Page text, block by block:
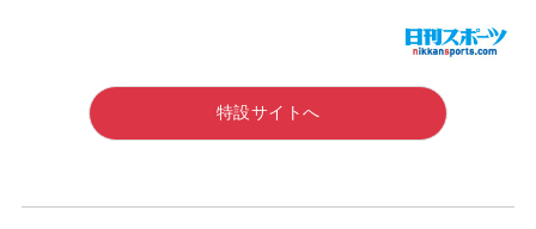
特設サイトへ